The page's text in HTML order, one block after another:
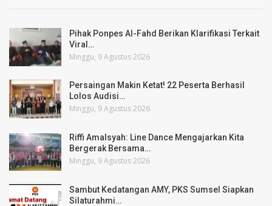
Pihak Ponpes Al-Fahd Berikan Klarifikasi Terkait
Viral…
Minggu, 9 Agustus 2026
Persaingan Makin Ketat! 22 Peserta Berhasil
Lolos Audisi…
Minggu, 9 Agustus 2026
Riffi Amalsyah: Line Dance Mengajarkan Kita
Bergerak Bersama…
Minggu, 9 Agustus 2026
Sambut Kedatangan AMY, PKS Sumsel Siapkan
Silaturahmi…